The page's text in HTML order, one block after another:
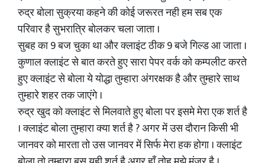
रुद्र बोला सुक्रया कहने की कोई जरूरत नही हम सब एक
परिवार है सुभरात्रि बोलकर चला जाता ।
सुबह का 9 बज चुका था और क्लाइंट ठीक 9 बजे गिल्ड आ जाता ।
कुणाल क्लाइंट से बात करते हुए सारा पेपर वर्क को कम्पलीट करते
हुए क्लाइंट से बोला ये योद्धा तुम्हारा अंगरक्षक है और तुम्हारे साथ
तुम्हारे शहर तक जाएंगे ।
रुद्र खुद को क्लाइंट से मिलवाते हुए बोला पर इसमे मेरा एक शर्त है
। क्लाइंट बोला तुम्हारा क्या शर्त है ? अगर में उस दौरान किसी भी
जानवर को मारता तो उस जानवर में सिर्फ मेरा हक होगा । क्लाइंट